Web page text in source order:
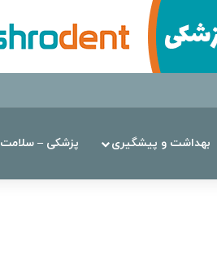
بهداشت و پیشگیری پزشکی – سلامت